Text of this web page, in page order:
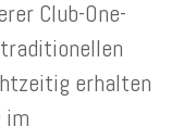
Club-One-
erhalten
im